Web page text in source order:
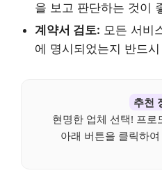
을 보고 판단하는 것이
계약서 검토: 모든 서비
에 명시되었는지 반드
추천
현명한 업체 선택! 프로
아래 버튼을 클릭하